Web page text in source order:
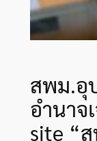
สพม.อุ
อำนาจ
site “